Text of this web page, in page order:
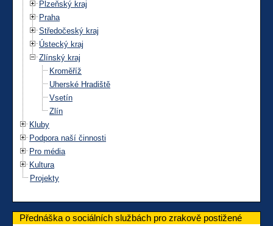
Plzeňský kraj
Praha
Středočeský kraj
Ústecký kraj
Zlínský kraj
Kroměříž
Uherské Hradiště
Vsetín
Zlín
Kluby
Podpora naší činnosti
Pro média
Kultura
Projekty
Přednáška o sociálních službách pro zrakově postižené